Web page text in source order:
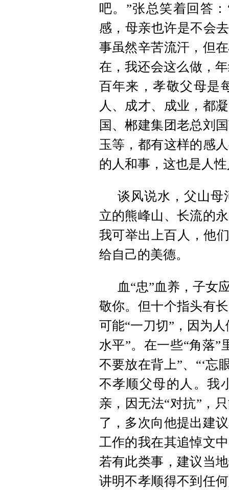
吧。”张总笑着回答
感，母亲也许是不会
事虽然辛苦流汗，但
在，我还会这么做，
百年来，孝敬父母是
人、成才、成业，都
国、郴建集团老总刘
玉等，都有这样的感
的人和事，这也是人
谈风说水，父山母
立的熊峰山、长流的
我可举出上百人，他
给自己的美德。
血“忠”血养，子女
敬你。但十个指头有
可能“一刀切”，因为
水平”。在一些“角落
不要放在背上”、“‘忘
不孝顺父母的人。我
亲，因无法“对抗”，
了，多次向他提出建
工作的我在其追悼文
若有此类事，建议当
讲明不孝顺得不到任